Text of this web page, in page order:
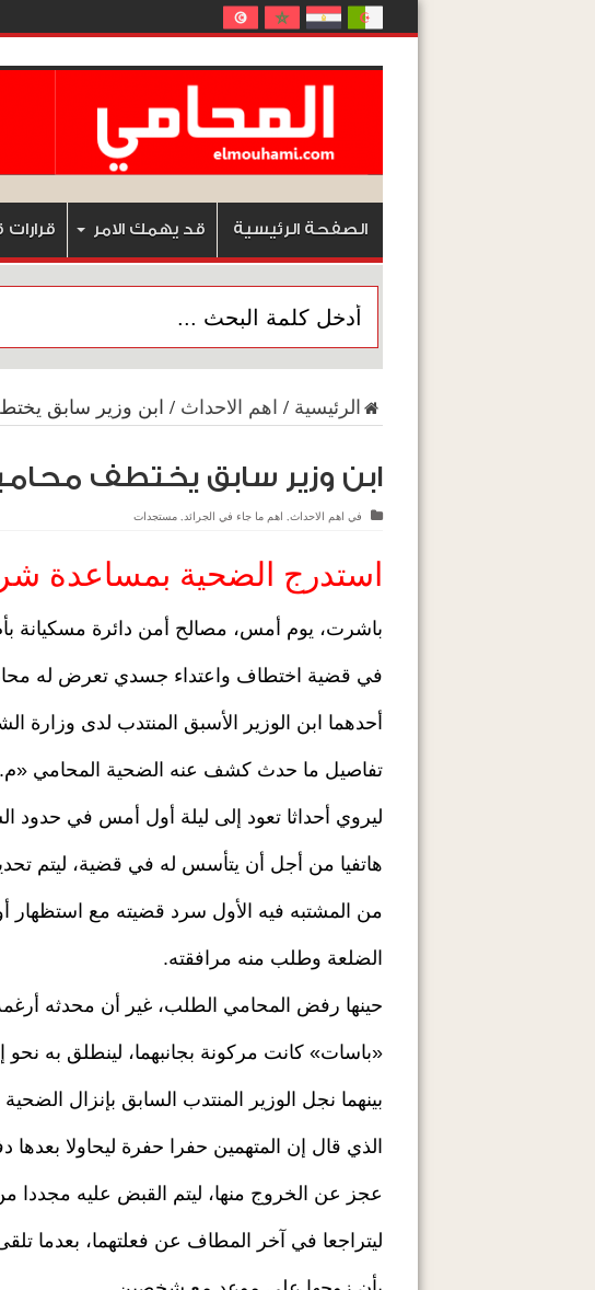
الصفحة الرئيسية قد يهمك الامر
الرئيسية / اهم الاحداث / ابن وزير سابق
ابن وزير سابق يختطف
في اهم الاحداث, اهم ما جاء في الجرائد,مستجدات
استدرج الضحية بمساعدة
باشرت، يوم أمس، مصالح أمن دائرة مسكيانة
في قضية اختطاف واعتداء جسدي تعرض له
أحدهما ابن الوزير الأسبق المنتدب لدى وزارة
تفاصيل ما حدث كشف عنه الضحية المحامي
ليروي أحداثا تعود إلى ليلة أول أمس في حدود
هاتفيا من أجل أن يتأسس له في قضية، ليتم
من المشتبه فيه الأول سرد قضيته مع استظهار
الضلعة وطلب منه مرافقته.
حينها رفض المحامي الطلب، غير أن محدثه
«باسات» كانت مركونة بجانبهما، لينطلق به نحو
بينهما نجل الوزير المنتدب السابق بإنزال
الذي قال إن المتهمين حفرا حفرة ليحاولا بعدها
عجز عن الخروج منها، ليتم القبض عليه مجددا
ليتراجعا في آخر المطاف عن فعلتهما، بعدما